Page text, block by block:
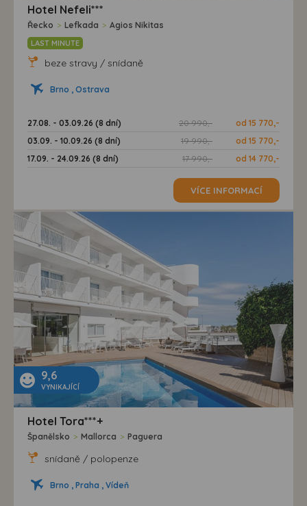
Hotel Nefeli***
Řecko > Lefkada > Agios Nikitas
LAST MINUTE
beze stravy / snídaně
Brno , Ostrava
27.08. - 03.09.26 (8 dní) 20 990,-
od 15 770,-
03.09. - 10.09.26 (8 dní)
19 990,-
od 15 770,-
17.09. - 24.09.26 (8 dní)
17 990,- od 14 770,-
VÍCE INFORMACÍ
9,6
VYNIKAJÍCÍ
Hotel Tora***+
Španělsko > Mallorca > Paguera
snídaně / polopenze
Brno , Praha , Vídeň